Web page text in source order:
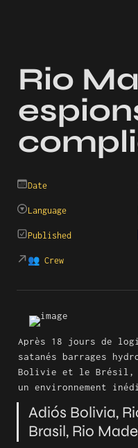
Rio
Date
Language
Published
👥 Crew
Après 18 jours de
satanés barrages
Bolivie et le Brésil,
un environnement
Adiós Bolivia,
Brasil, Rio